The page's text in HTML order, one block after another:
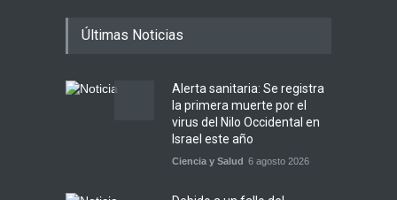
Últimas Noticias
Alerta sanitaria: Se registra
la primera muerte por el
virus del Nilo Occidental en
Israel este año
Ciencia y Salud 6 agosto 2026